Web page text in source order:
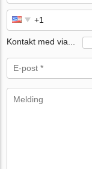
Kontakt med via...